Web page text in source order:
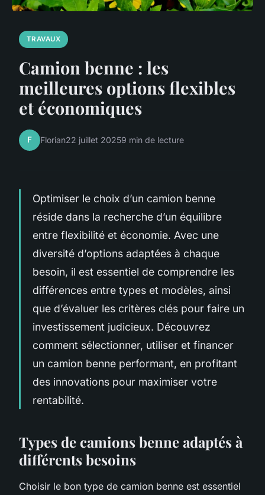
TRAVAUX
Camion benne : les
meilleures options flexibles
et économiques
F Florian22 juillet 20259 min de lecture
Optimiser le choix d’un camion benne
réside dans la recherche d’un équilibre
entre flexibilité et économie. Avec une
diversité d’options adaptées à chaque
besoin, il est essentiel de comprendre les
différences entre types et modèles, ainsi
que d’évaluer les critères clés pour faire un
investissement judicieux. Découvrez
comment sélectionner, utiliser et financer
un camion benne performant, en profitant
des innovations pour maximiser votre
rentabilité.
Types de camions benne adaptés à
différents besoins
Choisir le bon type de camion benne est essentiel